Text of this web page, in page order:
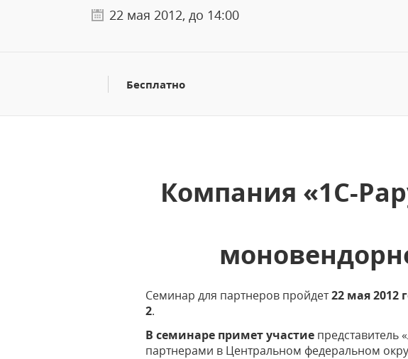
22 мая 2012, до 14:00
Бесплатно
Компания «1С-
Семинар для партнеров пройдет22 мая 2012
2.
В семинаре примет участие представитель
партнерами в Центральном федеральном